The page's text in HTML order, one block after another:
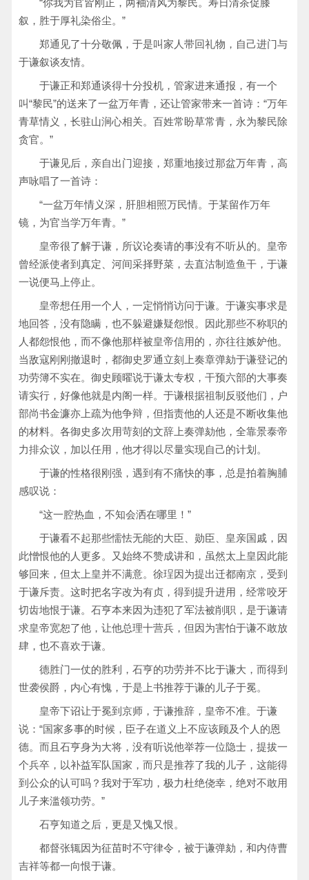
“你我为官皆刚正，两袖清风为黎民。寿日清茶促膝
叙，胜于厚礼染俗尘。”
郑通见了十分敬佩，于是叫家人带回礼物，自己进门与
于谦叙谈友情。
于谦正和郑通谈得十分投机，管家进来通报，有一个
叫“黎民”的送来了一盆万年青，还让管家带来一首诗：“万年
青草情义，长驻山涧心相关。百姓常盼草常青，永为黎民除
贪官。”
于谦见后，亲自出门迎接，郑重地接过那盆万年青，高
声咏唱了一首诗：
“一盆万年情义深，肝胆相照万民情。于某留作万年
镜，为官当学万年青。”
皇帝很了解于谦，所议论奏请的事没有不听从的。皇帝
曾经派使者到真定、河间采择野菜，去直沽制造鱼干，于谦
一说便马上停止。
皇帝想任用一个人，一定悄悄访问于谦。于谦实事求是
地回答，没有隐瞒，也不躲避嫌疑怨恨。因此那些不称职的
人都怨恨他，而不像他那样被皇帝信用的，亦往往嫉妒他。
当敌寇刚刚撤退时，都御史罗通立刻上奏章弹劾于谦登记的
功劳簿不实在。御史顾曜说于谦太专权，干预六部的大事奏
请实行，好像他就是内阁一样。于谦根据祖制反驳他们，户
部尚书金濂亦上疏为他争辩，但指责他的人还是不断收集他
的材料。各御史多次用苛刻的文辞上奏弹劾他，全靠景泰帝
力排众议，加以任用，他才得以尽量实现自己的计划。
于谦的性格很刚强，遇到有不痛快的事，总是拍着胸脯
感叹说：
“这一腔热血，不知会洒在哪里！”
于谦看不起那些懦怯无能的大臣、勋臣、皇亲国戚，因
此憎恨他的人更多。又始终不赞成讲和，虽然太上皇因此能
够回来，但太上皇并不满意。徐珵因为提出迁都南京，受到
于谦斥责。这时把名字改为有贞，得到提升进用，经常咬牙
切齿地恨于谦。石亨本来因为违犯了军法被削职，是于谦请
求皇帝宽恕了他，让他总理十营兵，但因为害怕于谦不敢放
肆，也不喜欢于谦。
德胜门一仗的胜利，石亨的功劳并不比于谦大，而得到
世袭侯爵，内心有愧，于是上书推荐于谦的儿子于冕。
皇帝下诏让于冕到京师，于谦推辞，皇帝不准。于谦
说：“国家多事的时候，臣子在道义上不应该顾及个人的恩
德。而且石亨身为大将，没有听说他举荐一位隐士，提拔一
个兵卒，以补益军队国家，而只是推荐了我的儿子，这能得
到公众的认可吗？我对于军功，极力杜绝侥幸，绝对不敢用
儿子来滥领功劳。”
石亨知道之后，更是又愧又恨。
都督张辄因为征苗时不守律令，被于谦弹劾，和内侍曹
吉祥等都一向恨于谦。